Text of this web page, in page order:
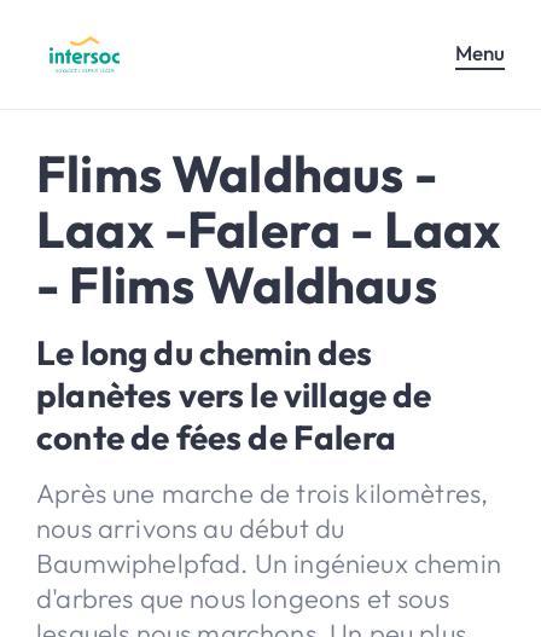
Menu
Flims Waldhaus -
Laax -Falera - Laax
- Flims Waldhaus
Le long du chemin des
planètes vers le village de
conte de fées de Falera
Après une marche de trois kilomètres,
nous arrivons au début du
Baumwiphelpfad. Un ingénieux chemin
d'arbres que nous longeons et sous